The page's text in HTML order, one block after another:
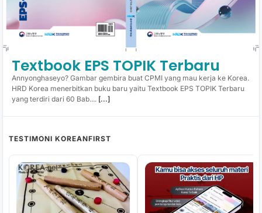
Textbook EPS TOPIK Terbaru
Annyonghaseyo? Gambar gembira buat CPMI yang mau kerja ke Korea.
HRD Korea menerbitkan buku baru yaitu Textbook EPS TOPIK Terbaru
yang terdiri dari 60 Bab.... [...]
TESTIMONI KOREANFIRST